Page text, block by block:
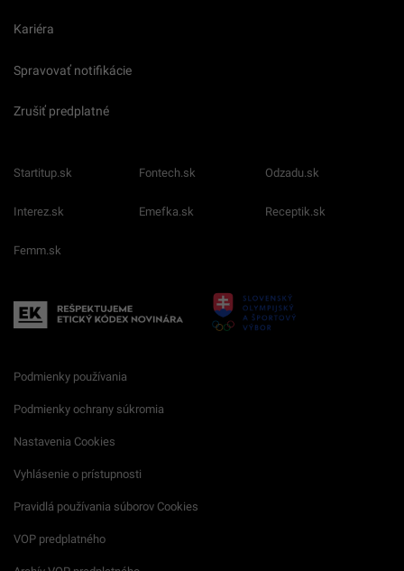
Kariéra
Spravovať notifikácie
Zrušiť predplatné
Startitup.sk Fontech.sk Odzadu.sk
Interez.sk Emefka.sk Receptik.sk
Femm.sk
Podmienky používania
Podmienky ochrany súkromia
Nastavenia Cookies
Vyhlásenie o prístupnosti
Pravidlá používania súborov Cookies
VOP predplatného